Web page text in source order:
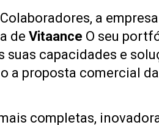
a
deVitaance O seu
suas capacidades e
a proposta comercial
completas,